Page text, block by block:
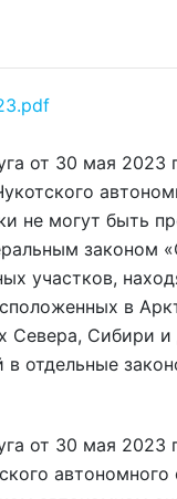
от 30 мая
не могут быть
законом
участков,
в
Севера, Сибири
отдельные
от 30 мая